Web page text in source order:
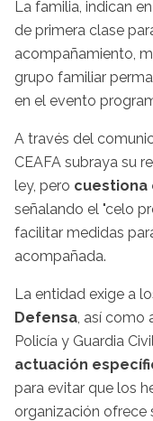
La familia, indican
de primera clase
acompañamiento,
grupo familiar
en el evento
A través del
CEAFA subraya su
ley, pero cuestiona
señalando el "celo
facilitar medidas
acompañada.
La entidad exige a
Defensa, así como
Policía y Guardia
actuación
para evitar que los
organización ofrece